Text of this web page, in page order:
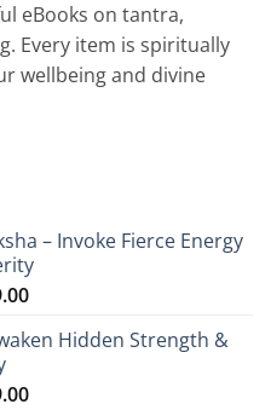
eBooks on tantra,
Every item is spiritually
wellbeing and divine
– Invoke Fierce Energy
Price
₹2,699.00
₹2,999.00
Hidden Strength &
Price